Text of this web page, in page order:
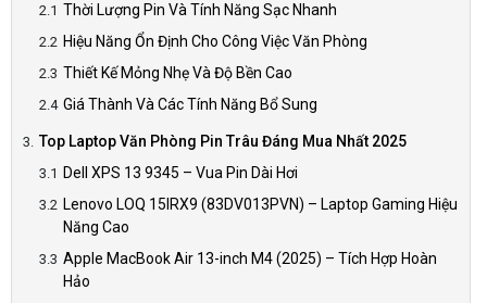
Thời Lượng Pin Và Tính Năng Sạc Nhanh
Hiệu Năng Ổn Định Cho Công Việc Văn Phòng
Thiết Kế Mỏng Nhẹ Và Độ Bền Cao
Giá Thành Và Các Tính Năng Bổ Sung
Top Laptop Văn Phòng Pin Trâu Đáng Mua Nhất 2025
Dell XPS 13 9345 – Vua Pin Dài Hơi
Lenovo LOQ 15IRX9 (83DV013PVN) – Laptop Gaming Hiệu
Năng Cao
Apple MacBook Air 13-inch M4 (2025) – Tích Hợp Hoàn
Hảo